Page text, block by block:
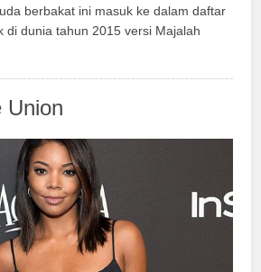
berbakat ini masuk ke dalam daftar
di dunia tahun 2015 versi Majalah
Union